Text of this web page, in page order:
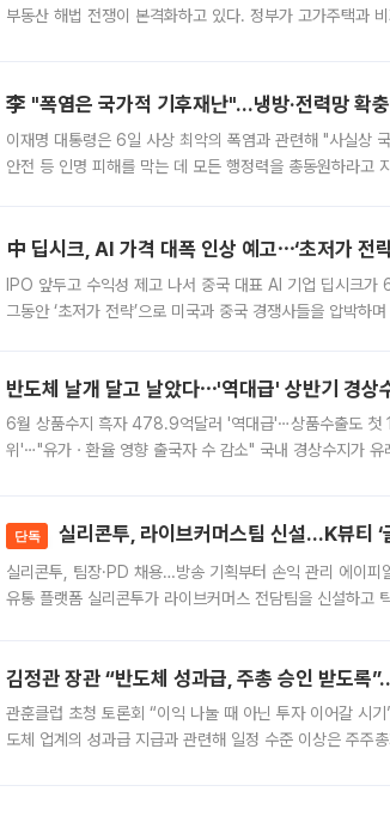
부동산 해법 전쟁이 본격화하고 있다. 정부가 고가주택과
李 "폭염은 국가적 기후재난"…냉방·전력망 확
이재명 대통령은 6일 사상 최악의 폭염과 관련해 "사실상
안전 등 인명 피해를 막는 데 모든 행정력을 총동원하라고
中 딥시크, AI 가격 대폭 인상 예고⋯‘초저가 전
IPO 앞두고 수익성 제고 나서 중국 대표 AI 기업 딥시크
그동안 ‘초저가 전략’으로 미국과 중국 경쟁사들을 압박하
반도체 날개 달고 날았다⋯'역대급' 상반기 경
6월 상품수지 흑자 478.9억달러 '역대급'⋯상품수출도 첫
위'⋯"유가ㆍ환율 영향 출국자 수 감소" 국내 경상수지가
단독 실리콘투, 라이브커머스팀 신설…K뷰티 ‘
실리콘투, 팀장·PD 채용…방송 기획부터 손익 관리 에이피
유통 플랫폼 실리콘투가 라이브커머스 전담팀을 신설하고
김정관 장관 “반도체 성과급, 주총 승인 받도록
관훈클럽 초청 토론회 “이익 나눌 때 아닌 투자 이어갈 시
도체 업계의 성과급 지급과 관련해 일정 수준 이상은 주주